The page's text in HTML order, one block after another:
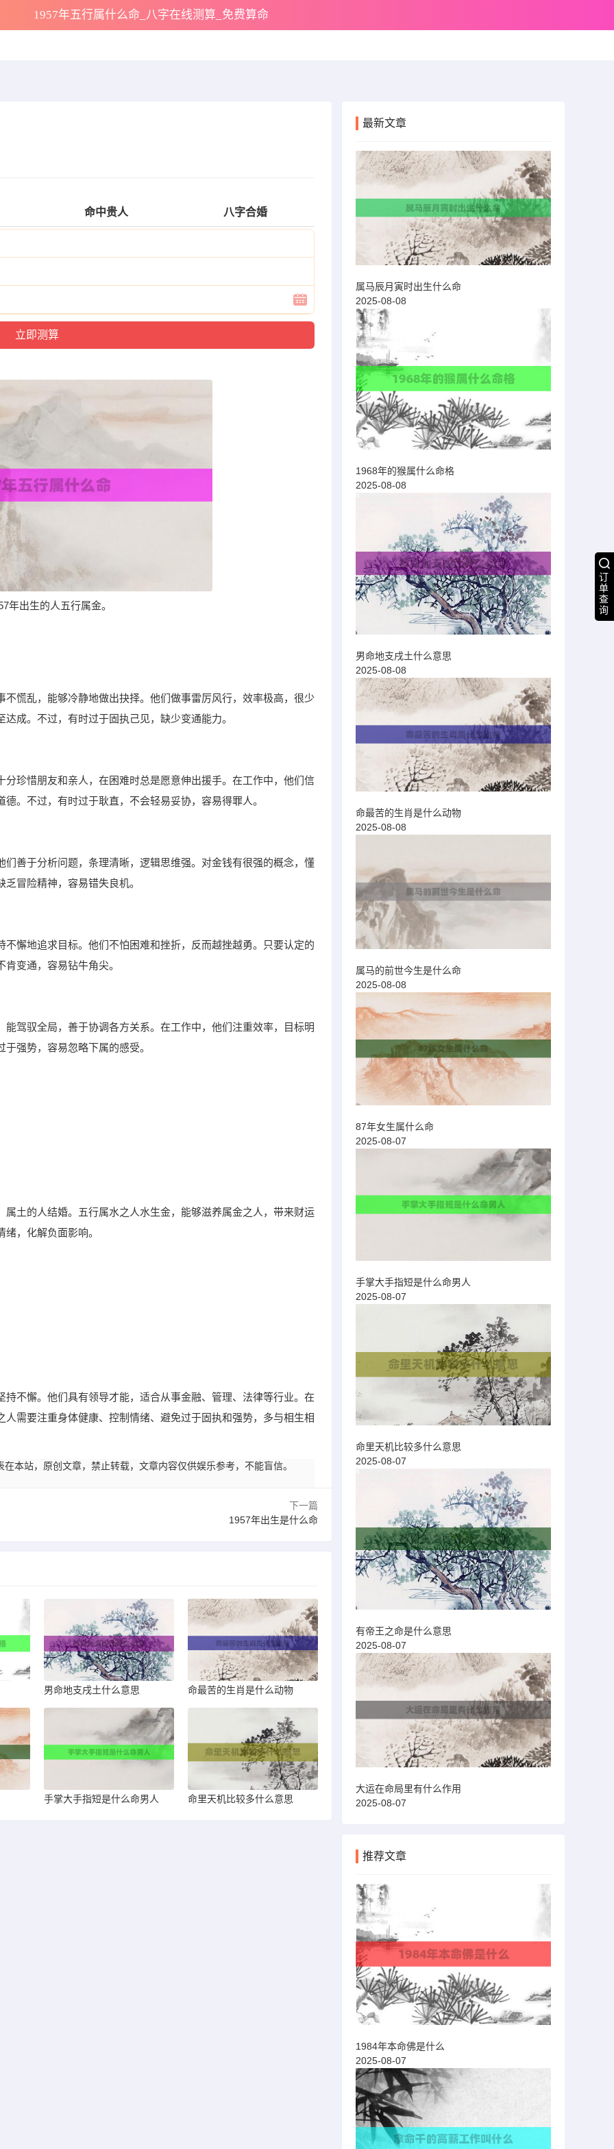
1957年五行属什么命_八字在线测算_免费算命
订
单
查
询
命中贵人 八字合婚
年出生的人五行属金。
慌乱，能够冷静地做出抉择。他们做事雷厉风行，效率极高，很少
成。不过，有时过于固执己见，缺少变通能力。
珍惜朋友和亲人，在困难时总是愿意伸出援手。在工作中，他们信
。不过，有时过于耿直，不会轻易妥协，容易得罪人。
善于分析问题，条理清晰，逻辑思维强。对金钱有很强的概念，懂
冒险精神，容易错失良机。
懈地追求目标。他们不怕困难和挫折，反而越挫越勇。只要认定的
变通，容易钻牛角尖。
驾驭全局，善于协调各方关系。在工作中，他们注重效率，目标明
强势，容易忽略下属的感受。
土的人结婚。五行属水之人水生金，能够滋养属金之人，带来财运
，化解负面影响。
不懈。他们具有领导才能，适合从事金融、管理、法律等行业。在
需要注重身体健康、控制情绪、避免过于固执和强势，多与相生相
本站，原创文章，禁止转载，文章内容仅供娱乐参考，不能盲信。
下一篇
1957年出生是什么命
男命地支戌土什么意思 命最苦的生肖是什么动物
手掌大手指短是什么命男人 命里天机比较多什么意思
最新文章
属马辰月寅时出生什么命
2025-08-08
1968年的猴属什么命格
2025-08-08
男命地支戌土什么意思
2025-08-08
命最苦的生肖是什么动物
2025-08-08
属马的前世今生是什么命
2025-08-08
87年女生属什么命
2025-08-07
手掌大手指短是什么命男人
2025-08-07
命里天机比较多什么意思
2025-08-07
有帝王之命是什么意思
2025-08-07
大运在命局里有什么作用
2025-08-07
推荐文章
1984年本命佛是什么
2025-08-07